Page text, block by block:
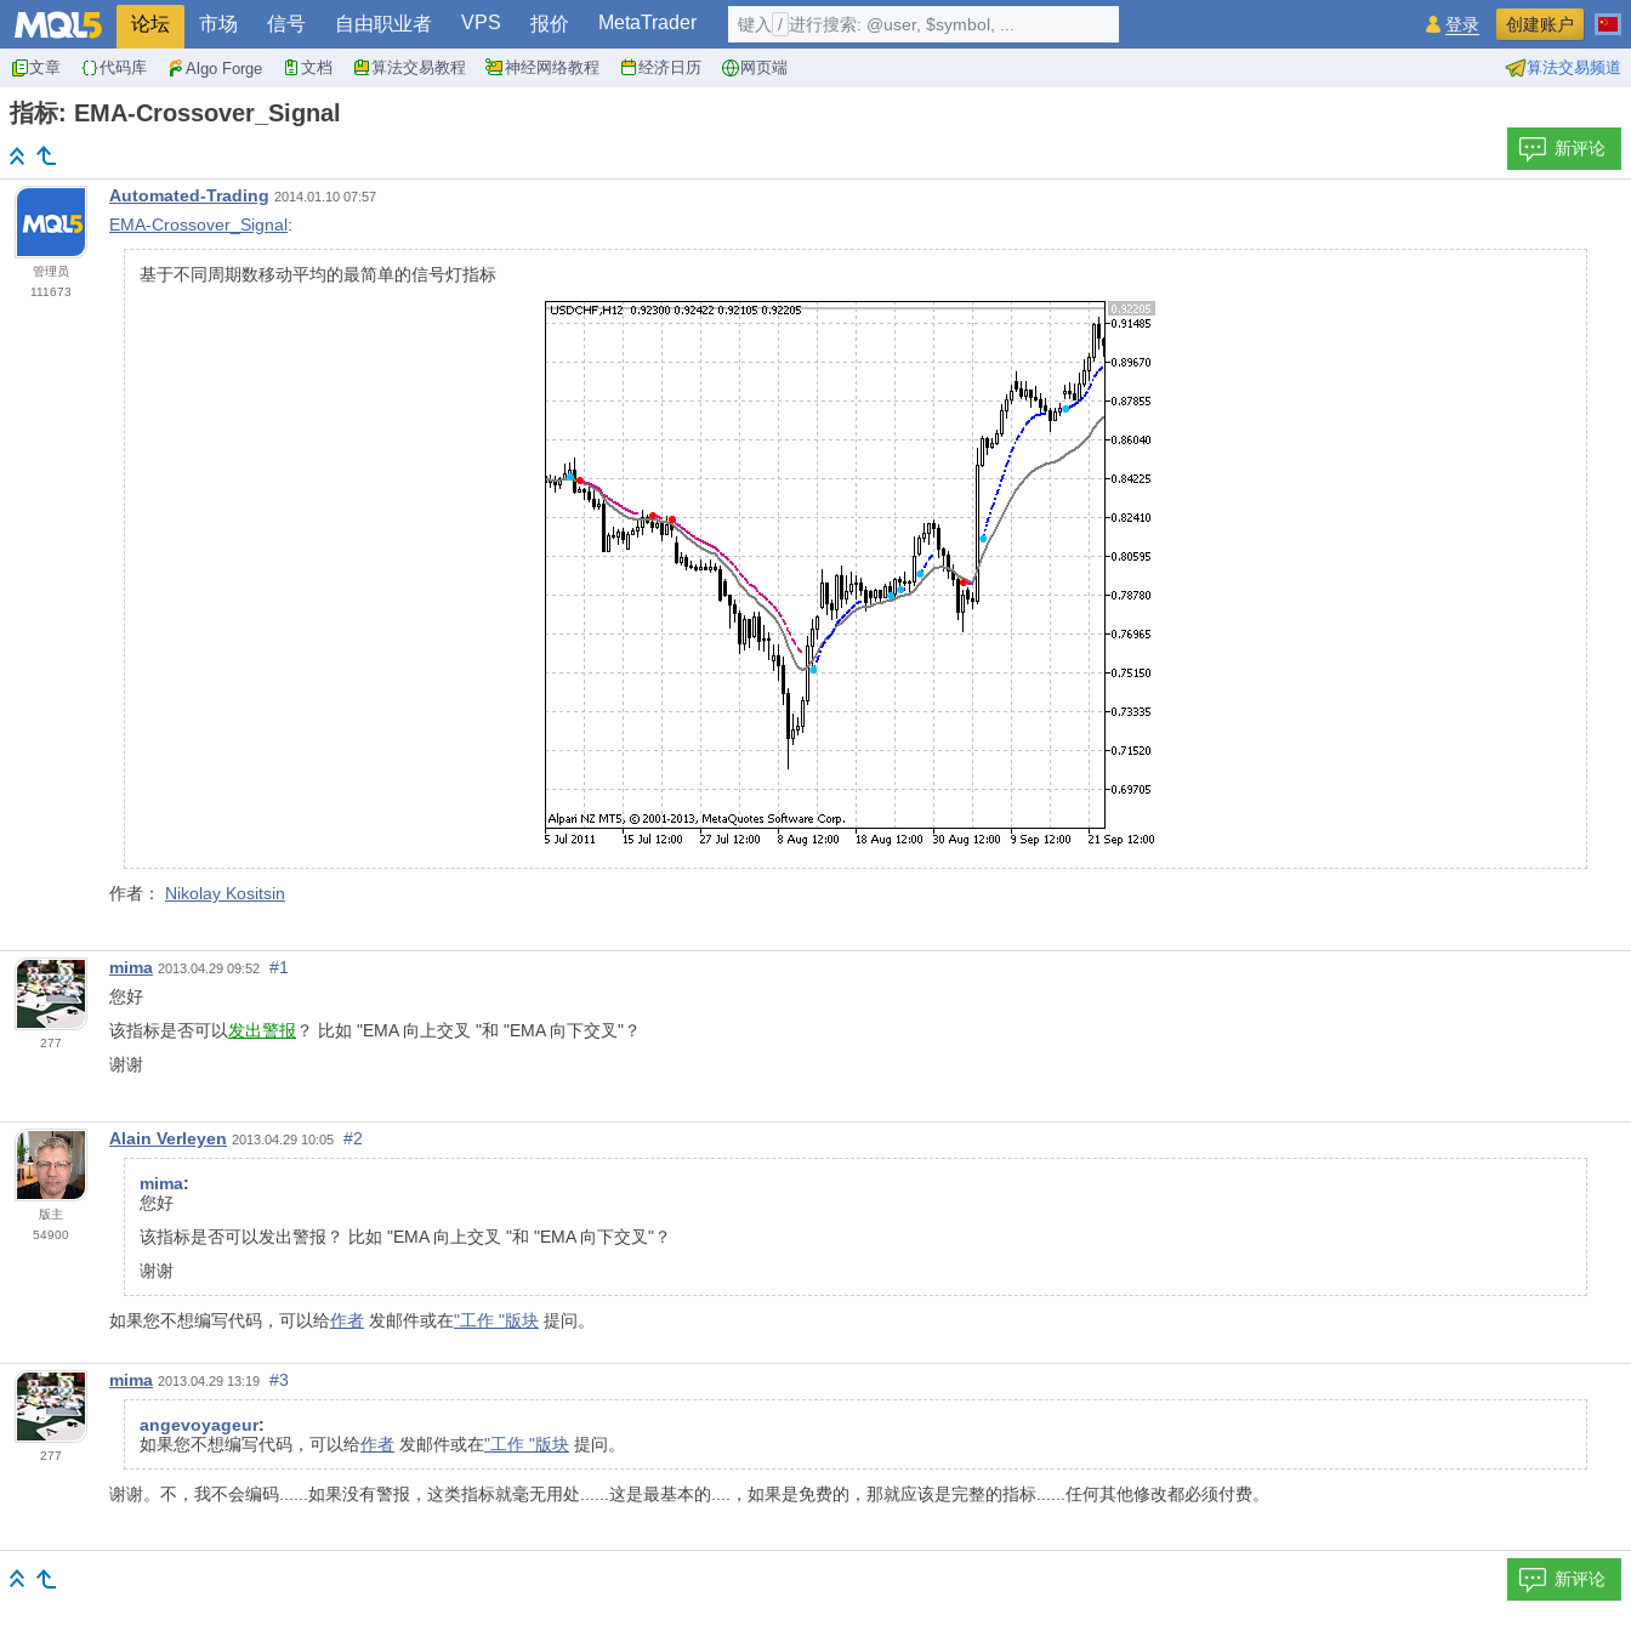
论坛 市场 信号 自由职业者 VPS 报价 MetaTrader
文章 代码库 Algo Forge 文档 算法交易教程 神经网络教程 经济日历 网页端 算法交易频道
键入 / 进行搜索: @user, $symbol, ... 登录 创建账户
指标: EMA-Crossover_Signal
新评论
管理员
111673
Automated-Trading 2014.01.10 07:57
EMA-Crossover_Signal:
基于不同周期数移动平均的最简单的信号灯指标
作者： Nikolay Kositsin
277
mima 2013.04.29 09:52
#1
您好
该指标是否可以发出警报 ？ 比如 "EMA 向上交叉 "和 "EMA 向下交叉"？
谢谢
版主
54900
Alain Verleyen 2013.04.29 10:05 #2
mima:
您好
该指标是否可以发出警报？ 比如 "EMA 向上交叉 "和 "EMA 向下交叉"？
谢谢
如果您不想编写代码，可以给作者 发邮件或在"工作 "版块 提问。
277
mima 2013.04.29 13:19 #3
angevoyageur:
如果您不想编写代码，可以给作者 发邮件或在"工作 "版块 提问。
谢谢。不，我不会编码......如果没有警报，这类指标就毫无用处......这是最基本的....，如果是免费的，那就应该是完整的指标......任何其他修改都必须付费。
新评论